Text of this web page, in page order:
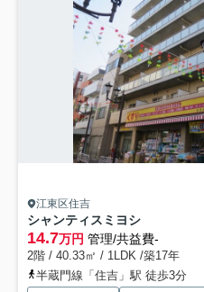
江東区住吉
シャンティスミヨシ
14.7万円 管理/共益費-
2階 / 40.33㎡ / 1LDK /築17年
半蔵門線「住吉」駅 徒歩3分